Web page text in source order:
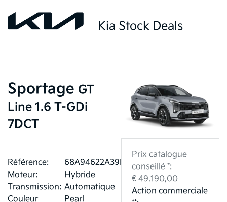
Kia Stock Deals
Sportage GT
Line 1.6 T-GDi
7DCT
Référence:
68A94622A39F1
Moteur:
Hybride
Transmission: Automatique
Couleur
Pearl
Prix catalogue
conseillé *:
€ 49.190,00
Action commerciale